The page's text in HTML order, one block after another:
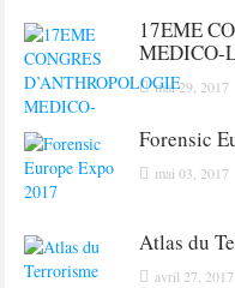
17EME
MEDICO-
mai 29, 2017
Forensic
mai 03, 2017
Atlas du
avril 27, 2017